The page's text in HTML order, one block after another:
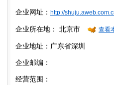
企业网址： http://
企业所在地： 北京市 查看
企业地址：广东省深圳
企业邮编：
经营范围：